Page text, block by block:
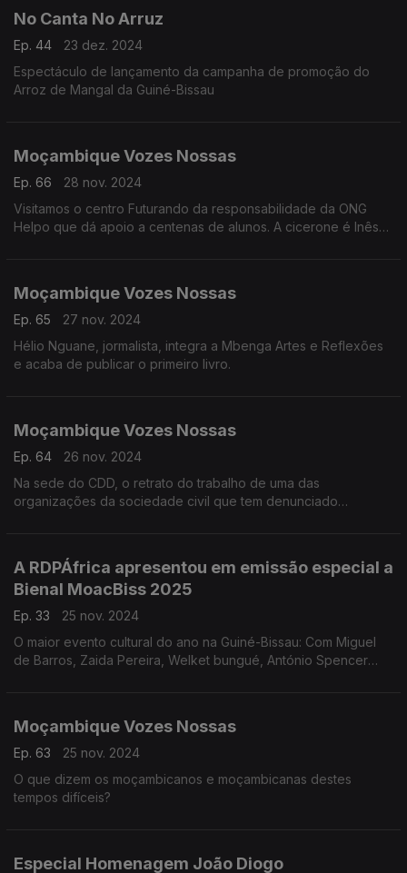
No Canta No Arruz
Ep. 44
23 dez. 2024
Espectáculo de lançamento da campanha de promoção do
Arroz de Mangal da Guiné-Bissau
Moçambique Vozes Nossas
Ep. 66
28 nov. 2024
Visitamos o centro Futurando da responsabilidade da ONG
Helpo que dá apoio a centenas de alunos. A cicerone é Inês
Moçambique Vozes Nossas
Ep. 65
27 nov. 2024
Hélio Nguane, jormalista, integra a Mbenga Artes e Reflexões
e acaba de publicar o primeiro livro.
Moçambique Vozes Nossas
Ep. 64
26 nov. 2024
Na sede do CDD, o retrato do trabalho de uma das
organizações da sociedade civil que tem denunciado
A RDPÁfrica apresentou em emissão especial a
Bienal MoacBiss 2025
Ep. 33
25 nov. 2024
O maior evento cultural do ano na Guiné-Bissau: Com Miguel
de Barros, Zaida Pereira, Welket bungué, António Spencer
Moçambique Vozes Nossas
Ep. 63
25 nov. 2024
O que dizem os moçambicanos e moçambicanas destes
tempos difíceis?
Especial Homenagem João Diogo